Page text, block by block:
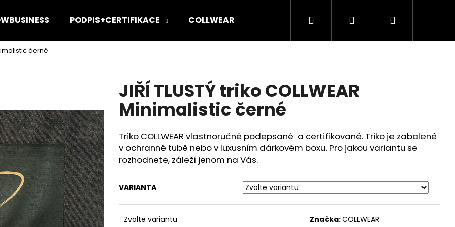
PODPIS+CERTIFIKACE COLLWEAR Hledat PřihlášeníNákupní
černé
JIŘÍ TLUSTÝ triko COLLWEAR
Minimalistic černé
Triko COLLWEAR vlastnoručně podepsané a certifikované. Triko je zabalené
v ochranné tubě nebo v luxusním dárkovém boxu. Pro jakou variantu se
rozhodnete, záleží jenom na Vás.
VARIANTA
Zvolte variantu Značka:COLLWEAR
Co potřebujete najít?
HLEDAT
Doporučujeme